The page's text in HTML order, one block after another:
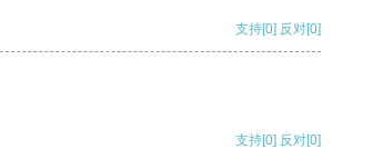
支持[0] 反对[0]
支持[0] 反对[0]